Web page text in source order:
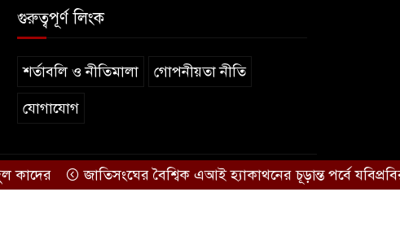
গুরুত্বপূর্ণ লিংক
শর্তাবলি ও নীতিমালা গোপনীয়তা নীতি
যোগাযোগ
.
জাতিসংঘের বৈশ্বিক এআই হ্যাকাথনের চূড়ান্ত পর্বে যবিপ্রবির